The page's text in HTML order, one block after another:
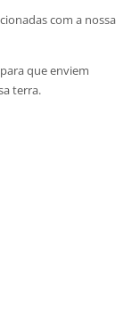
com a nossa
que enviem
terra.